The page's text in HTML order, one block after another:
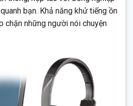
bạn. Khả năng khử tiếng ồn
chặn những người nói chuyện